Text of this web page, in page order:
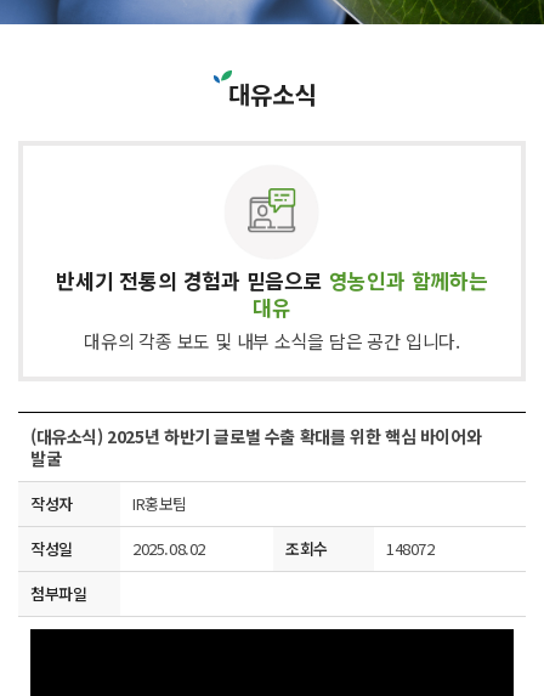
대유소식
반세기 전통의 경험과 믿음으로 영농인과 함께하는
대유
대유의 각종 보도 및 내부 소식을 담은 공간 입니다.
(대유소식) 2025년 하반기 글로벌 수출 확대를 위한 핵심 바이어와
발굴
작성자
IR홍보팀
작성일
2025.08.02 조회수
148072
첨부파일